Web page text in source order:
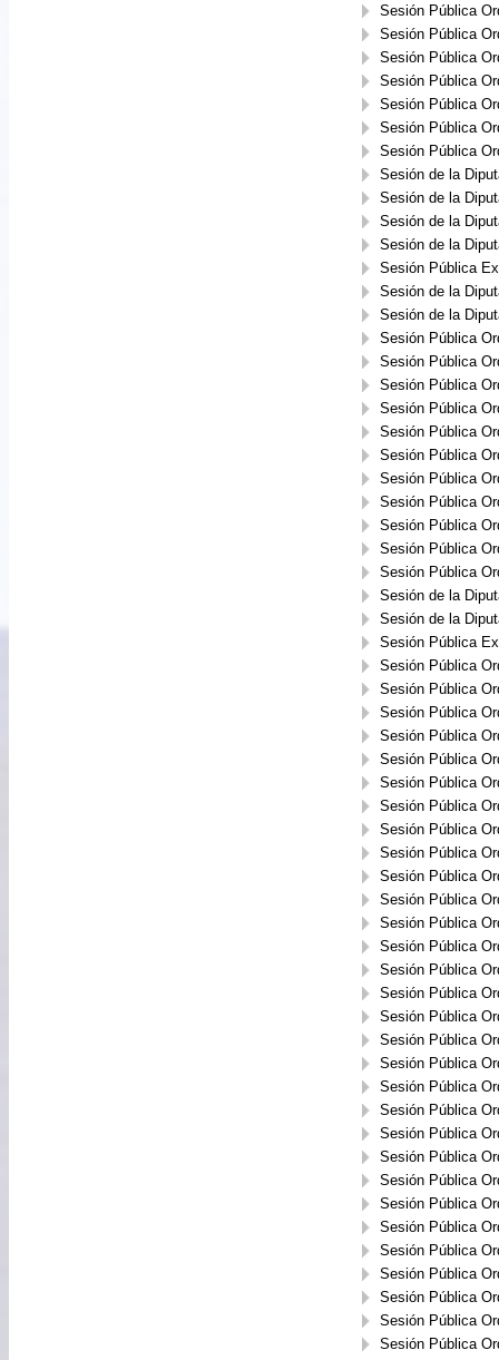
Sesión Pública
Sesión Pública
Sesión Pública
Sesión Pública
Sesión Pública
Sesión Pública
Sesión Pública
Sesión de la
Sesión de la
Sesión de la
Sesión de la
Sesión Pública
Sesión de la
Sesión de la
Sesión Pública
Sesión Pública
Sesión Pública
Sesión Pública
Sesión Pública
Sesión Pública
Sesión Pública
Sesión Pública
Sesión Pública
Sesión Pública
Sesión Pública
Sesión de la
Sesión de la
Sesión Pública
Sesión Pública
Sesión Pública
Sesión Pública
Sesión Pública
Sesión Pública
Sesión Pública
Sesión Pública
Sesión Pública
Sesión Pública
Sesión Pública
Sesión Pública
Sesión Pública
Sesión Pública
Sesión Pública
Sesión Pública
Sesión Pública
Sesión Pública
Sesión Pública
Sesión Pública
Sesión Pública
Sesión Pública
Sesión Pública
Sesión Pública
Sesión Pública
Sesión Pública
Sesión Pública
Sesión Pública
Sesión Pública
Sesión Pública
Sesión Pública